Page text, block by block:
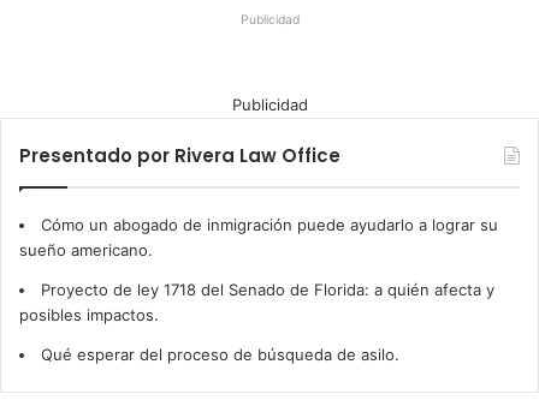
Publicidad
Publicidad
Presentado por Rivera Law Office
Cómo un abogado de inmigración puede ayudarlo a lograr su
sueño americano.
Proyecto de ley 1718 del Senado de Florida: a quién afecta y
posibles impactos.
Qué esperar del proceso de búsqueda de asilo.